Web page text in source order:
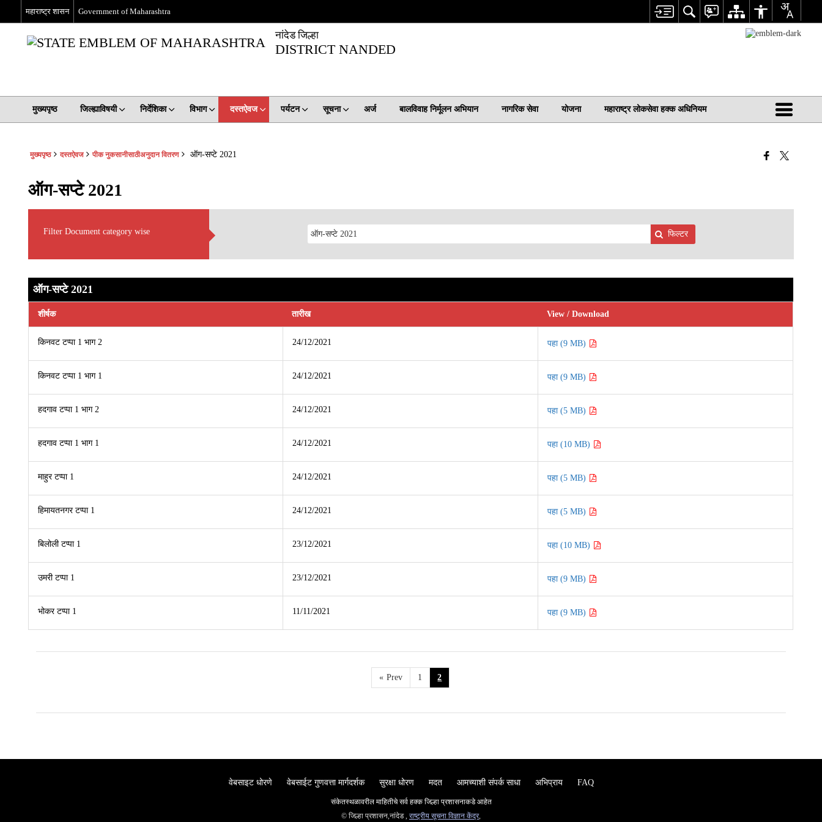
महाराष्ट्र शासन Government of Maharashtra
नांदेड जिल्हा
DISTRICT NANDED
मुख्यपृष्ठ जिल्ह्याविषयी निर्देशिका विभाग दस्तऐवज पर्यटन सूचना अर्ज बालविवाह निर्मूलन अभियान नागरिक सेवा योजना महाराष्ट्र लोकसेवा हक्क अधिनियम
मुख्यपृष्ठ दस्तऐवज पीक नुकसानीसाठीअनुदान वितरण ऑग-सप्टे 2021
ऑग-सप्टे 2021
Filter Document category wise फिल्टर
ऑग-सप्टे 2021
शीर्षक तारीख View / Download
किनवट टप्पा 1 भाग 2 24/12/2021 पहा (9 MB)
किनवट टप्पा 1 भाग 1 24/12/2021 पहा (9 MB)
हदगाव टप्पा 1 भाग 2 24/12/2021 पहा (5 MB)
हदगाव टप्पा 1 भाग 1 24/12/2021 पहा (10 MB)
माहुर टप्पा 1 24/12/2021 पहा (5 MB)
हिमायतनगर टप्पा 1 24/12/2021 पहा (5 MB)
बिलोली टप्पा 1 23/12/2021 पहा (10 MB)
उमरी टप्पा 1 23/12/2021 पहा (9 MB)
भोकर टप्पा 1 11/11/2021 पहा (9 MB)
« Prev 1 2
वेबसाइट धोरणे वेबसाईट गुणवत्ता मार्गदर्शक सुरक्षा धोरण मदत आमच्याशी संपर्क साधा अभिप्राय FAQ
संकेतस्थळावरील माहितीचे सर्व हक्क जिल्हा प्रशासनाकडे आहेत
© जिल्हा प्रशासन,नांदेड , राष्ट्रीय सूचना विज्ञान केंद्र,